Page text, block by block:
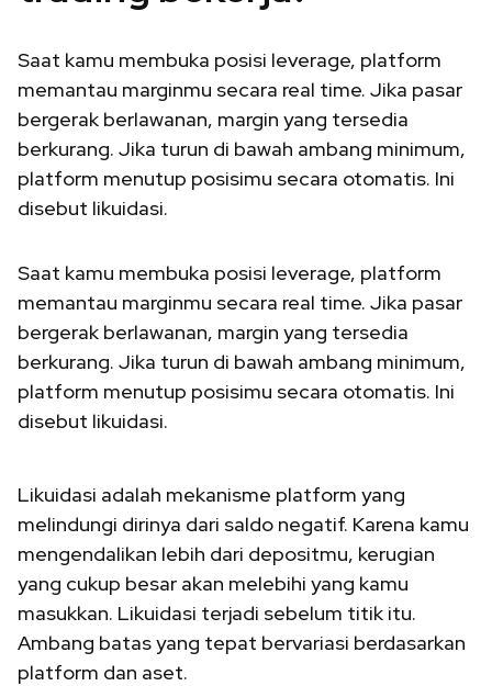
Saat kamu membuka posisi leverage, platform
memantau marginmu secara real time. Jika pasar
bergerak berlawanan, margin yang tersedia
berkurang. Jika turun di bawah ambang minimum,
platform menutup posisimu secara otomatis. Ini
disebut likuidasi.
Saat kamu membuka posisi leverage, platform
memantau marginmu secara real time. Jika pasar
bergerak berlawanan, margin yang tersedia
berkurang. Jika turun di bawah ambang minimum,
platform menutup posisimu secara otomatis. Ini
disebut likuidasi.
Likuidasi adalah mekanisme platform yang
melindungi dirinya dari saldo negatif. Karena kamu
mengendalikan lebih dari depositmu, kerugian
yang cukup besar akan melebihi yang kamu
masukkan. Likuidasi terjadi sebelum titik itu.
Ambang batas yang tepat bervariasi berdasarkan
platform dan aset.